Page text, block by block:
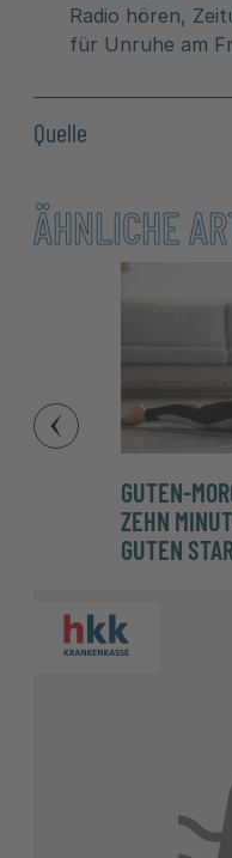
Radio hören,
für Unruhe am
Quelle
ÄHNLICHE
GUTEN-
ZEHN
GUTEN